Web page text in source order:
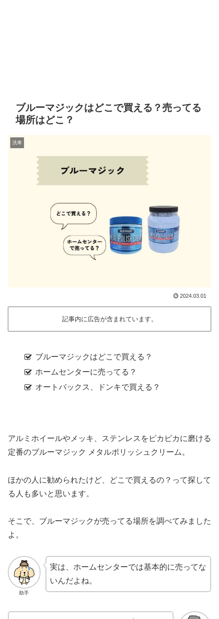
ブルーマジックはどこで買える？売ってる
場所はどこ？
洗車
2024.03.01
記事内に広告が含まれています。
ブルーマジックはどこで買える？
ホームセンターに売ってる？
オートバックス、ドンキで買える？
アルミホイールやメッキ、ステンレスをピカピカに磨ける
定番のブルーマジック メタルポリッシュクリーム。
ほかの人に勧められたけど、どこで買えるの？って探して
る人も多いと思います。
そこで、ブルーマジックが売ってる場所を調べてみました
よ。
助手
実は、ホームセンターでは基本的に売ってな
いんだよね。